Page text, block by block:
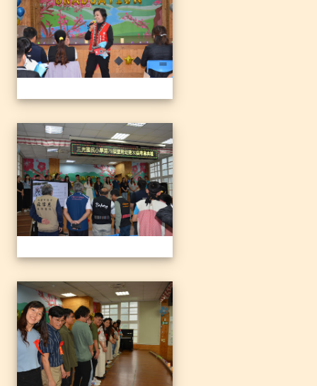
1140612三光國小79屆暨附
1140612三光國小79屆暨附